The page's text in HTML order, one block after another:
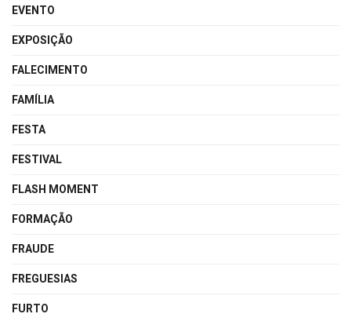
EVENTO
EXPOSIÇÃO
FALECIMENTO
FAMÍLIA
FESTA
FESTIVAL
FLASH MOMENT
FORMAÇÃO
FRAUDE
FREGUESIAS
FURTO